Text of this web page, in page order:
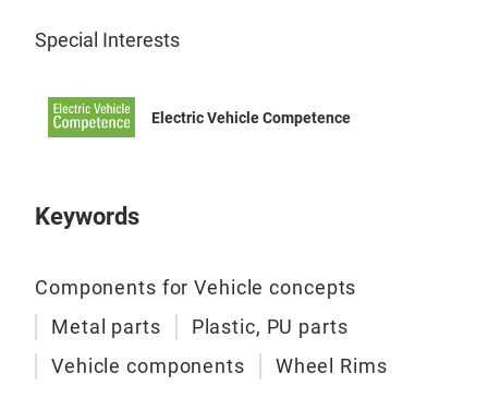
Special Interests
Electric Vehicle Competence
Keywords
Components for Vehicle concepts
Metal parts
Plastic, PU parts
Vehicle components
Wheel Rims